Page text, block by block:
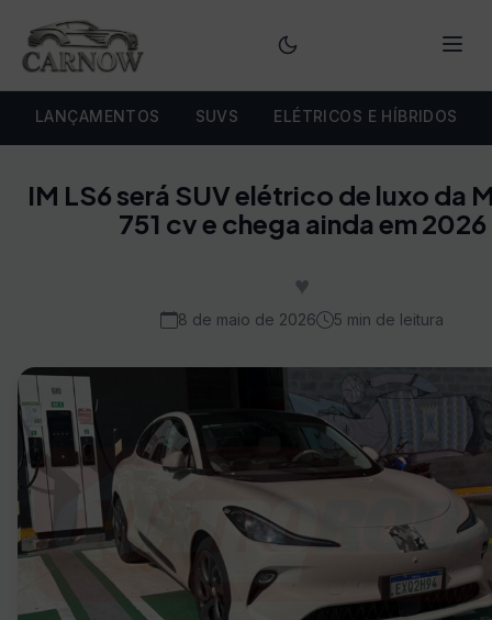
LANÇAMENTOS SUVS ELÉTRICOS E HÍBRIDOS
IM LS6 será SUV elétrico de luxo da
751 cv e chega ainda em 2026
♥
8 de maio de 2026 5 min de leitura